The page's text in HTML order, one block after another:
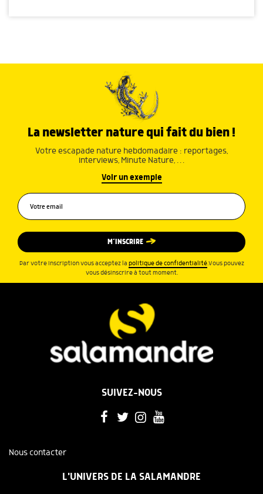
La newsletter nature qui fait du bien !
Votre escapade nature hebdomadaire : reportages,
interviews, Minute Nature, …
Voir un exemple
M’INSCRIRE
Par votre inscription vous acceptez la politique de confidentialité.Vous pouvez
vous désinscrire à tout moment.
SUIVEZ-NOUS
Nous contacter
L'UNIVERS DE LA SALAMANDRE